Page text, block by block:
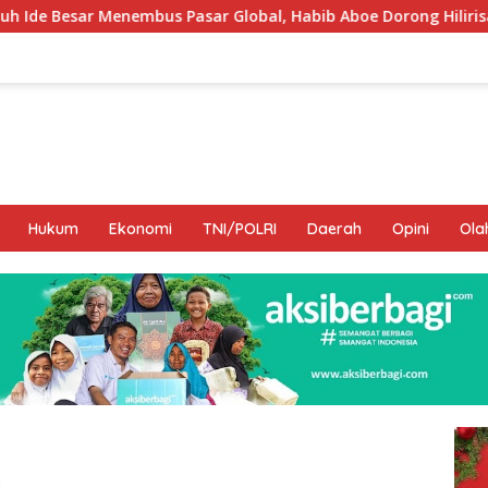
Global, Habib Aboe Dorong Hilirisasi Potensi Daerah
Hukum Ekonomi TNI/POLRI Daerah Opini